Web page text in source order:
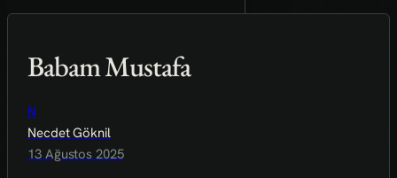
Babam Mustafa
N
Necdet Göknil
13 Ağustos 2025